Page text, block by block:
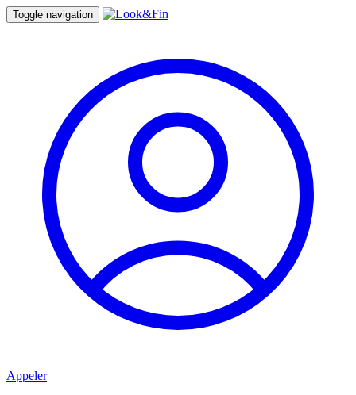
Toggle navigation
Appeler